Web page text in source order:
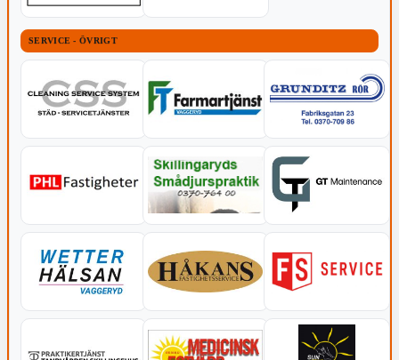
SERVICE - ÖVRIGT